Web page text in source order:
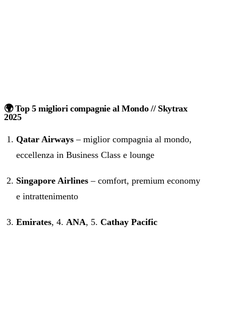
🌍 Top 5 migliori compagnie al Mondo // Skytrax
2025
Qatar Airways – miglior compagnia al mondo,
eccellenza in Business Class e lounge
Singapore Airlines – comfort, premium economy
e intrattenimento
Emirates, 4. ANA, 5. Cathay Pacific